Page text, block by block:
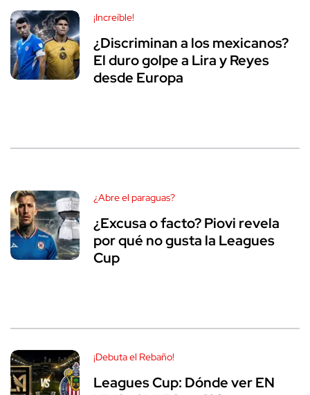
¡Increíble!
¿Discriminan a los mexicanos?
El duro golpe a Lira y Reyes
desde Europa
¿Abre el paraguas?
¿Excusa o facto? Piovi revela
por qué no gusta la Leagues
Cup
¡Debuta el Rebaño!
Leagues Cup: Dónde ver EN